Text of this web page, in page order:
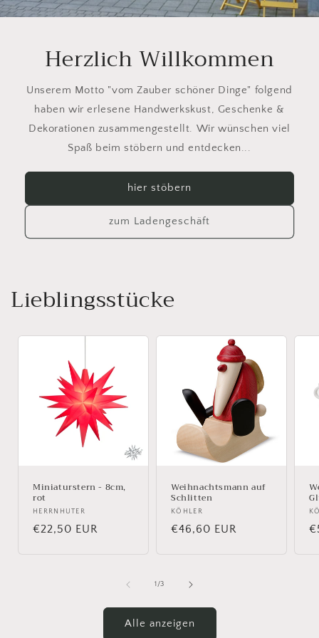
Herzlich Willkommen
Unserem Motto "vom Zauber schöner Dinge" folgend
haben wir erlesene Handwerkskust, Geschenke &
Dekorationen zusammengestellt. Wir wünschen viel
Spaß beim stöbern und entdecken...
hier stöbern
zum Ladengeschäft
Lieblingsstücke
Miniaturstern - 8cm,
rot
Anbieter:
HERRNHUTER
Normaler
€22,50 EUR
Weihnachtsmann auf
Schlitten
Anbieter:
KÖHLER
Normaler
€46,60 EUR
1/von
3
Alle anzeigen